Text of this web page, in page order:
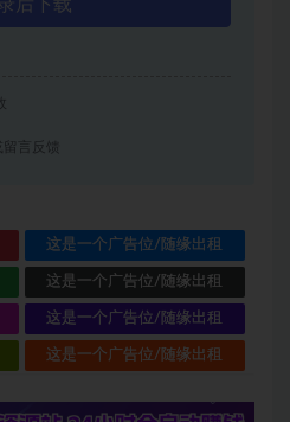
后下载
言反馈
这是一个广告位/随缘出租
这是一个广告位/随缘出租
这是一个广告位/随缘出租
这是一个广告位/随缘出租